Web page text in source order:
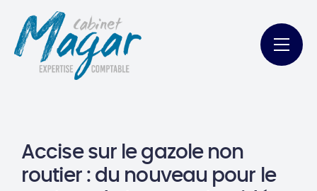
Accise sur le gazole non
routier : du nouveau pour le